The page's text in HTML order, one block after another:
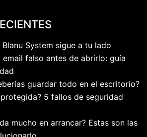
System sigue a tu lado
falso antes de abrirlo: guía
guardar todo en el escritorio?
5 fallos de seguridad
mucho en arrancar? Estas son las